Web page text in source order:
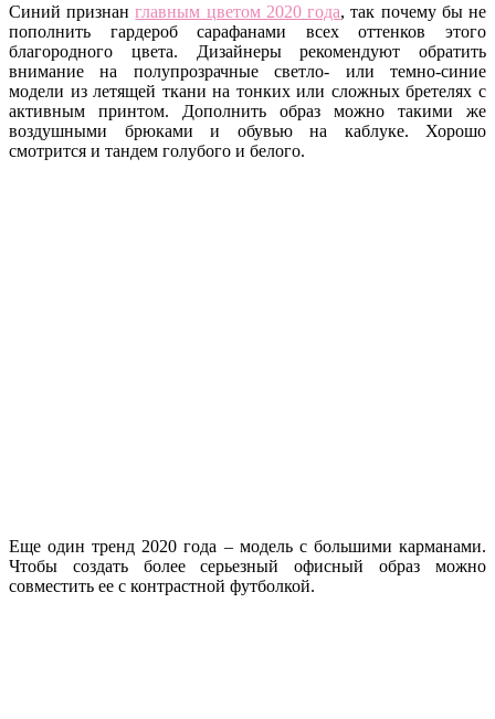
Синий признанглавным цветом 2020 года, так почему бы не
пополнить гардероб сарафанами всех оттенков этого
благородного цвета. Дизайнеры рекомендуют обратить
внимание на полупрозрачные светло- или темно-синие
модели из летящей ткани на тонких или сложных бретелях с
активным принтом. Дополнить образ можно такими же
воздушными брюками и обувью на каблуке. Хорошо
смотрится и тандем голубого и белого.
Еще один тренд 2020 года – модель с большими карманами.
Чтобы создать более серьезный офисный образ можно
совместить ее с контрастной футболкой.